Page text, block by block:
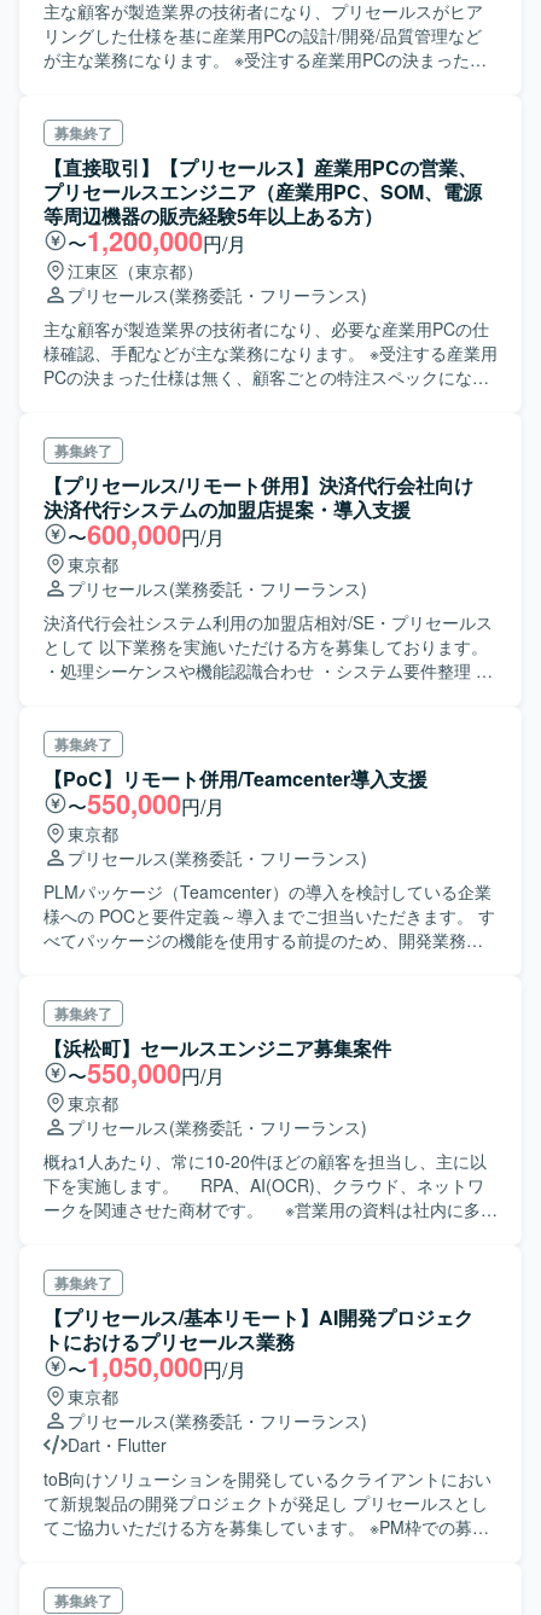
主な顧客が製造業界の技術者になり、プリセールスがヒア
リングした仕様を基に産業用PCの設計/開発/品質管理など
が主な業務になります。 ※受注する産業用PCの決まった仕
が、それを2名で対応する体制に変更しました。 ・産業用
PC／サーバ製品の設計・開発・品質担保・テクニカルマー
ケティング ・設計／開発 ・顧客製品の開発要求に応じ
た産業用PC／サーバの設計、パーツ選定と調整 ・産業
用PC／サーバの設計、アセンブリパートナーとの調整と指
示 ・品質担保 ・動作試験（設計担保）、出荷前検査
（不良品検査） ・キッティング ・RMA品の被疑部
位特定、及び被疑部位メーカー・ベンダーとの調整、指示
・テクニカルマーケティング ・技術的側面での新技術
の調査と、自社製品／サービスへの適用検討 ・市場コ
ンソーシアムへの参加、自社製品／サービスへの適用検討
募集終了
【直接取引】【プリセールス】産業用PCの営業、
プリセールスエンジニア（産業用PC、SOM、電源
等周辺機器の販売経験5年以上ある方）
〜1,200,000円/月
江東区（東京都）
プリセールス(業務委託・フリーランス)
主な顧客が製造業界の技術者になり、必要な産業用PCの仕
様確認、手配などが主な業務になります。 ※受注する産業用
PCの決まった仕様は無く、顧客ごとの特注スペックになり
た。 ・国内製造メーカー顧客への組込みSOM、産業用
PC、及びその周辺機器の技術営業 ・製造業や建設業に向け
た新製品、及び新規事業の開発要求提案に関する業務 ・海
外のPC部品メーカーからの仕入れ・部品調達、納品調整 ・
営業の施策および戦略の企画立案に関する業務・顧客管理
（契約締結・検収管理・請求書管理等）に関する業務
募集終了
【プリセールス/リモート併用】決済代行会社向け
決済代行システムの加盟店提案・導入支援
〜600,000円/月
東京都
プリセールス(業務委託・フリーランス)
決済代行会社システム利用の加盟店相対/SE・プリセールス
として 以下業務を実施いただける方を募集しております。
・処理シーケンスや機能認識合わせ ・システム要件整理 ・
募集終了
【PoC】リモート併用/Teamcenter導入支援
〜550,000円/月
東京都
プリセールス(業務委託・フリーランス)
PLMパッケージ（Teamcenter）の導入を検討している企業
様への POCと要件定義～導入までご担当いただきます。 す
べてパッケージの機能を使用する前提のため、開発業務は
募集終了
【浜松町】セールスエンジニア募集案件
〜550,000円/月
東京都
プリセールス(業務委託・フリーランス)
概ね1人あたり、常に10-20件ほどの顧客を担当し、主に以
下を実施します。 RPA、AI(OCR)、クラウド、ネットワ
ークを関連させた商材です。 ※営業用の資料は社内に多数
(プリセールス) 顧客企業への営業担当（同社別部署）
から、RPAまたはAI-OCRのビジネスチャンスがある企業の
支援依頼を受け、 デモの実施、資料を用いた提案商
談、検証を実施します。 2. 既存顧客支援 既に契約済
みの顧客について、リテンション活動、商材のライセンス
等の更新管理、 その他サービス商材の手続きやサポー
ト、障害の情報提供などの対応を実施します。 エンジ
ニアを伴う開発支援サービスなどのアテンドなども行いま
す。 3. 共通 サポート体制は確立されています。 ま
た、セールスエンジニアは数名おり、他者にもサポートを
依頼できます。 RPAの知識については、メンバーがサポ
募集終了
【プリセールス/基本リモート】AI開発プロジェク
トにおけるプリセールス業務
〜1,050,000円/月
東京都
プリセールス(業務委託・フリーランス)
Dart ・ Flutter
toB向けソリューションを開発しているクライアントにおい
て新規製品の開発プロジェクトが発足し プリセールスとし
てご協力いただける方を募集しています。 ※PM枠での募集
募集終了